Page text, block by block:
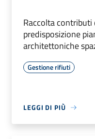
Raccolta contributi
predisposizione
architettoniche
Gestione rifiuti
LEGGI DI PIÙ